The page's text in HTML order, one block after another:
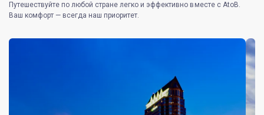
Путешествуйте по любой стране легко и эффективно вместе с AtoB.
Ваш комфорт — всегда наш приоритет.